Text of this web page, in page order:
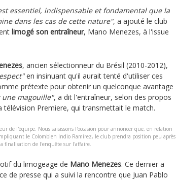
essentiel, indispensable et fondamental que la
dans les cas de cette nature", a ajouté le club
limogé son entraîneur, Mano Menezes, à l'issue
, ancien sélectionneur du Brésil (2010-2012),
en insinuant qu'il aurait tenté d'utiliser ces
prétexte pour obtenir un quelconque avantage
une magouille", a dit l'entraîneur, selon des propos
télévision Premiere, qui transmettait le match.
de l'équipe. Nous saisissons l'occasion pour annoncer que, en relation
le Colombien Indio Ramírez, le club prendra position peu après
la finalisation de l'enquête sur l'affaire.
du limogeage de Mano Menezes. Ce dernier a
de presse qui a suivi la rencontre que Juan Pablo